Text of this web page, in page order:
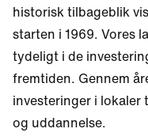
historisk tilbageblik
starten i 1969. Vores
tydeligt i de
fremtiden. Gennem
investeringer i
og uddannelse.